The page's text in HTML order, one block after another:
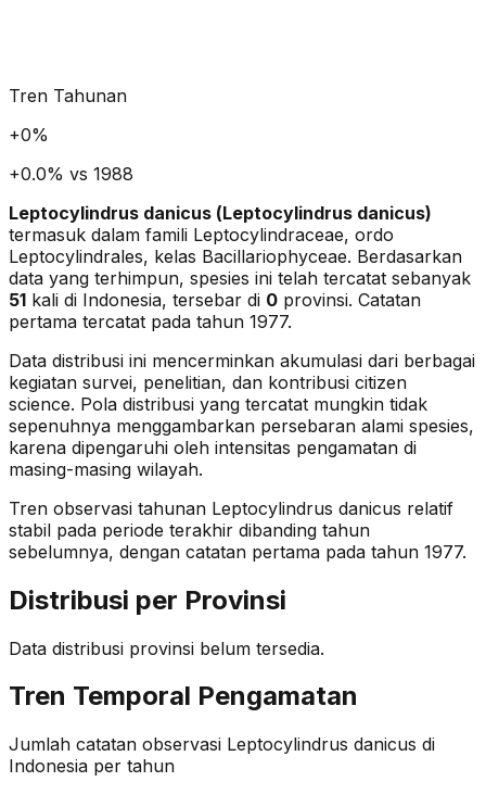
Tren Tahunan
+0%
+0.0% vs 1988
Leptocylindrus danicus (Leptocylindrus danicus)
termasuk dalam famili Leptocylindraceae, ordo
Leptocylindrales, kelas Bacillariophyceae. Berdasarkan
data yang terhimpun, spesies ini telah tercatat sebanyak
51 kali di Indonesia, tersebar di 0 provinsi. Catatan
pertama tercatat pada tahun 1977.
Data distribusi ini mencerminkan akumulasi dari berbagai
kegiatan survei, penelitian, dan kontribusi citizen
science. Pola distribusi yang tercatat mungkin tidak
sepenuhnya menggambarkan persebaran alami spesies,
karena dipengaruhi oleh intensitas pengamatan di
masing-masing wilayah.
Tren observasi tahunan Leptocylindrus danicus relatif
stabil pada periode terakhir dibanding tahun
sebelumnya, dengan catatan pertama pada tahun 1977.
Distribusi per Provinsi
Data distribusi provinsi belum tersedia.
Tren Temporal Pengamatan
Jumlah catatan observasi Leptocylindrus danicus di
Indonesia per tahun